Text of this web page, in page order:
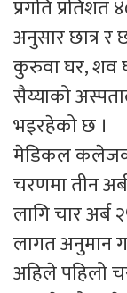
प्रगति
अनुसार छात्र
कुरुवा घर, शव
सैय्याको
भइरहेको छ ।
मेडिकल
चरणमा तीन
लागि चार
लागत अनुमान
अहिले पहिलो